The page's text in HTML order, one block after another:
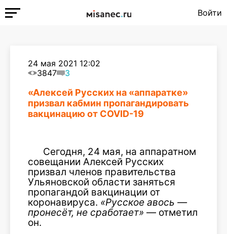
Войти
24 мая 2021 12:02
3847
3
«Алексей Русских на «аппаратке»
призвал кабмин пропагандировать
вакцинацию от COVID-19
Сегодня, 24 мая, на аппаратном
совещании Алексей Русских
призвал членов правительства
Ульяновской области заняться
пропагандой вакцинации от
коронавируса. «Русское авось —
пронесёт, не сработает» — отметил
он.